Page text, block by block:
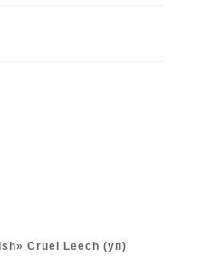
Cruel Leech (уп)